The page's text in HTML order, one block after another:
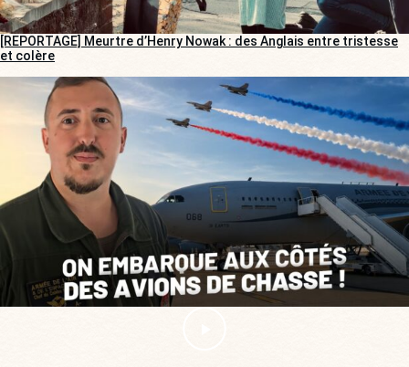
[REPORTAGE] Meurtre d’Henry Nowak : des Anglais entre tristesse
et colère